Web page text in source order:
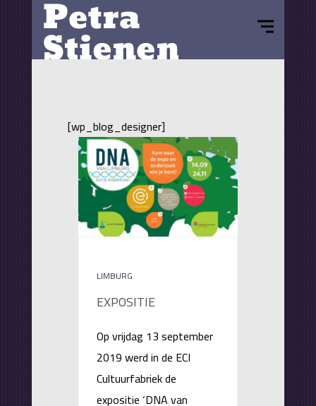
[wp_blog_designer]
LIMBURG
EXPOSITIE
Op vrijdag 13 september
2019 werd in de ECI
Cultuurfabriek de
expositie ‘DNA van